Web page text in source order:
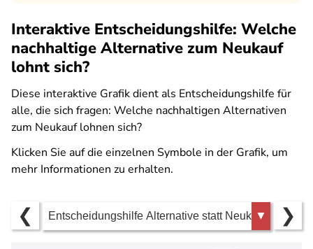
Interaktive Entscheidungshilfe: Welche
nachhaltige Alternative zum Neukauf
lohnt sich?
Diese interaktive Grafik dient als Entscheidungshilfe für
alle, die sich fragen: Welche nachhaltigen Alternativen
zum Neukauf lohnen sich?
Klicken Sie auf die einzelnen Symbole in der Grafik, um
mehr Informationen zu erhalten.
❮ ❯